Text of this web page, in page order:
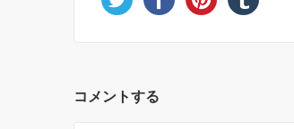
コメントする